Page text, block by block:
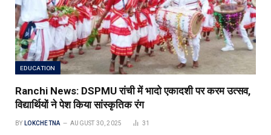
EDUCATION
Ranchi News: DSPMU रांची में भादो एकादशी पर करम उत्सव,
विद्यार्थियों ने पेश किया सांस्कृतिक रंग
BY LOKCHETNA AUGUST 30, 2025 31